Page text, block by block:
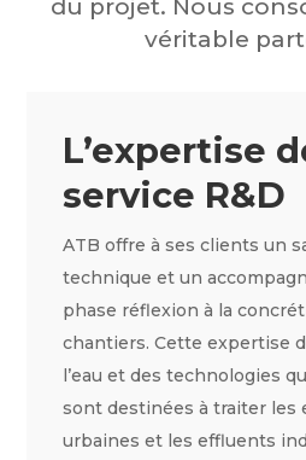
du projet. Nous
véritable
L’expertise
service R&D
ATB offre à ses clients un
technique et un
phase réflexion à la
chantiers. Cette expertise
l’eau et des technologies
sont destinées à traiter les
urbaines et les effluents